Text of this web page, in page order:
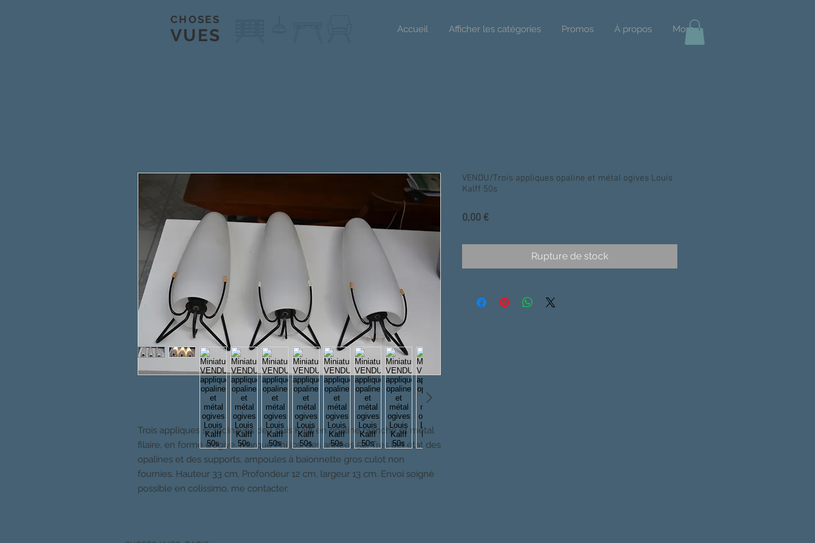
CHOSES
VUES Accueil Afficher les catégories Promos À propos More
Trois appliques scandinaves de Louis Kalff en opaline blanche et métal
filaire, en forme d'ogive, marque Philips, des années 50. Très bel état des
opalines et des supports, ampoules à baïonnette gros culot non
fournies. Hauteur 33 cm, Profondeur 12 cm, largeur 13 cm. Envoi soigné
possible en colissimo, me contacter.
VENDU/Trois appliques opaline et métal ogives Louis
Kalff 50s
0,00 €Prix
Rupture de stock